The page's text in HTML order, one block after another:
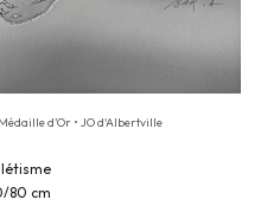
d’Or • JO d'Albertville
80 cm